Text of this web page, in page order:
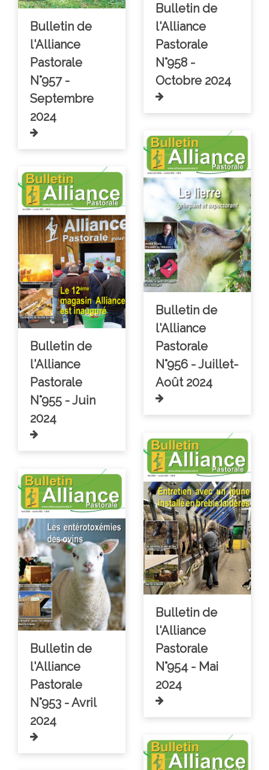
Bulletin de
l'Alliance
Pastorale
N°958 -
Octobre 2024
Bulletin de
l'Alliance
Pastorale
N°957 -
Septembre
2024
Bulletin de
l'Alliance
Pastorale
N°956 - Juillet-
Août 2024
Bulletin de
l'Alliance
Pastorale
N°955 - Juin
2024
Bulletin de
l'Alliance
Pastorale
N°954 - Mai
2024
Bulletin de
l'Alliance
Pastorale
N°953 - Avril
2024